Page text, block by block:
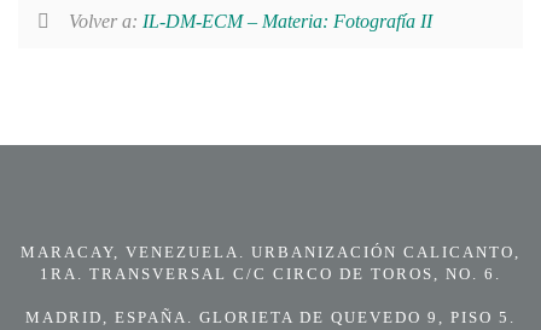
Volver a: IL-DM-ECM – Materia: Fotografía II
MARACAY, VENEZUELA. URBANIZACIÓN CALICANTO,
1RA. TRANSVERSAL C/C CIRCO DE TOROS, NO. 6.
MADRID, ESPAÑA. GLORIETA DE QUEVEDO 9, PISO 5.